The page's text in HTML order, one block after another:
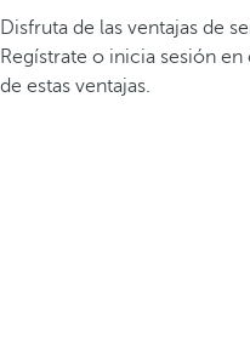
Disfruta de las ventajas de
Regístrate o inicia sesión
de estas ventajas.